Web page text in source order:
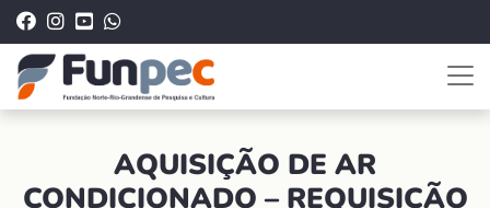
AQUISIÇÃO DE AR
CONDICIONADO – REQUISIÇÃO